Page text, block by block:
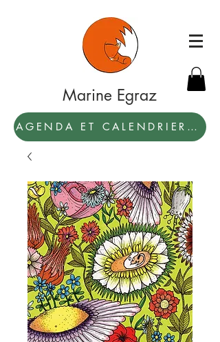
Marine Egraz
AGENDA ET CALENDRIER 2027: PAR ICI !